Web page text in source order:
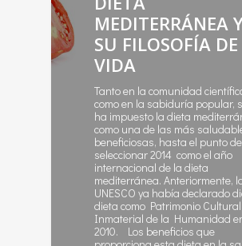
MEDITERRÁNEA
SU FILOSOFÍA DE
VIDA
Tanto en la comunidad
como en la sabiduría popular,
ha impuesto la dieta
como una de las más
beneficiosas, hasta el punto de
seleccionar 2014 como el año
internacional de la dieta
mediterránea. Anteriormente,
UNESCO ya había declarado
dieta como Patrimonio Cultural
Inmaterial de la Humanidad
2010. Los beneficios que